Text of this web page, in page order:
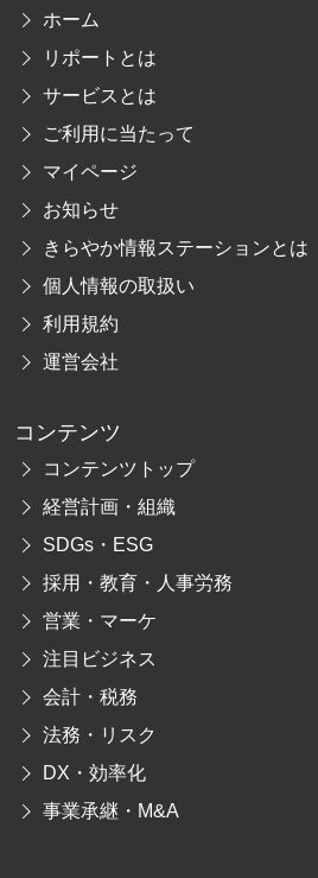
ホーム
リポートとは
サービスとは
ご利用に当たって
マイページ
お知らせ
きらやか情報ステーションとは
個人情報の取扱い
利用規約
運営会社
コンテンツ
コンテンツトップ
経営計画・組織
SDGs・ESG
採用・教育・人事労務
営業・マーケ
注目ビジネス
会計・税務
法務・リスク
DX・効率化
事業承継・M&A